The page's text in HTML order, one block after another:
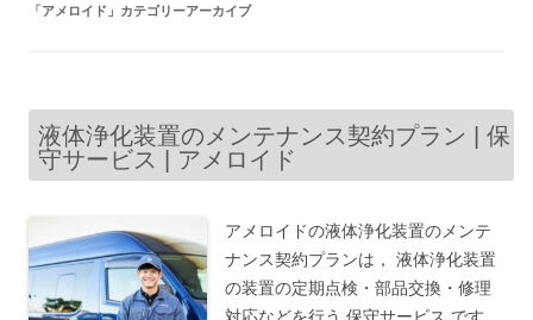
「 アメロイド 」カテゴリーアーカイブ
液体浄化装置のメンテナンス契約プラン | 保
守サービス | アメロイド
アメロイドの液体浄化装置のメンテ
ナンス契約プランは， 液体浄化装置
の装置の定期点検・部品交換・修理